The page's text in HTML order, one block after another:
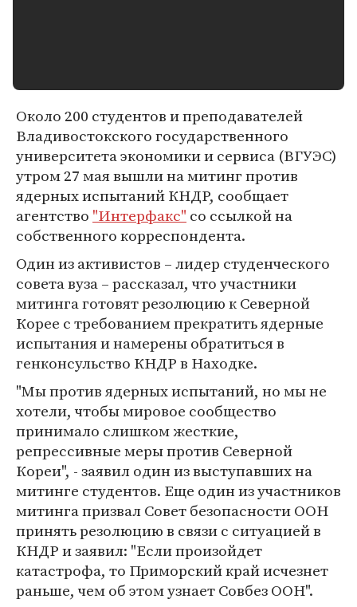
Около 200 студентов и преподавателей
Владивостокского государственного
университета экономики и сервиса (ВГУЭС)
утром 27 мая вышли на митинг против
ядерных испытаний КНДР, сообщает
агентство "Интерфакс" со ссылкой на
собственного корреспондента.
Один из активистов – лидер студенческого
совета вуза – рассказал, что участники
митинга готовят резолюцию к Северной
Корее с требованием прекратить ядерные
испытания и намерены обратиться в
генконсульство КНДР в Находке.
"Мы против ядерных испытаний, но мы не
хотели, чтобы мировое сообщество
принимало слишком жесткие,
репрессивные меры против Северной
Кореи", - заявил один из выступавших на
митинге студентов. Еще один из участников
митинга призвал Совет безопасности ООН
принять резолюцию в связи с ситуацией в
КНДР и заявил: "Если произойдет
катастрофа, то Приморский край исчезнет
раньше, чем об этом узнает Совбез ООН".